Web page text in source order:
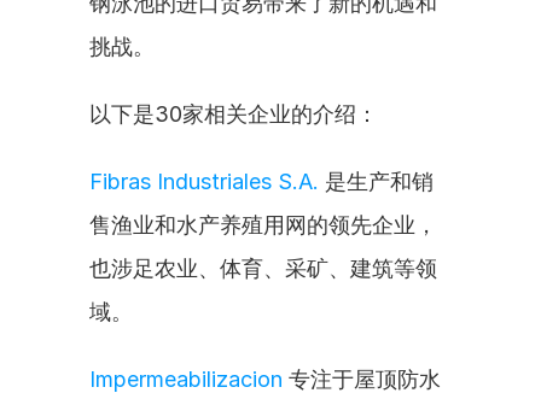
挑战。
以下是30家相关企业的介绍：
Fibras Industriales S.A. 是生产和销
售渔业和水产养殖用网的领先企业，
也涉足农业、体育、采矿、建筑等领
域。
Impermeabilizacion 专注于屋顶防水